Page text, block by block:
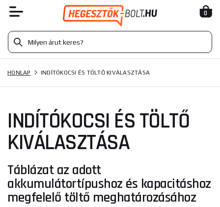
0
HONLAP INDÍTÓKOCSI ÉS TÖLTŐ KIVÁLASZTÁSA
INDÍTÓKOCSI ÉS TÖLTŐ
KIVÁLASZTÁSA
Táblázat az adott
akkumulátortípushoz és kapacitáshoz
megfelelő töltő meghatározásához